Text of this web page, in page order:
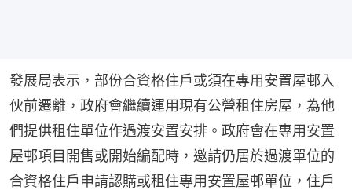
發展局表示，部份合資格住戶或須在專用安置屋邨入
伙前遷離，政府會繼續運用現有公營租住房屋，為他
們提供租住單位作過渡安置安排。政府會在專用安置
屋邨項目開售或開始編配時，邀請仍居於過渡單位的
合資格住戶申請認購或租住專用安置屋邨單位，住戶